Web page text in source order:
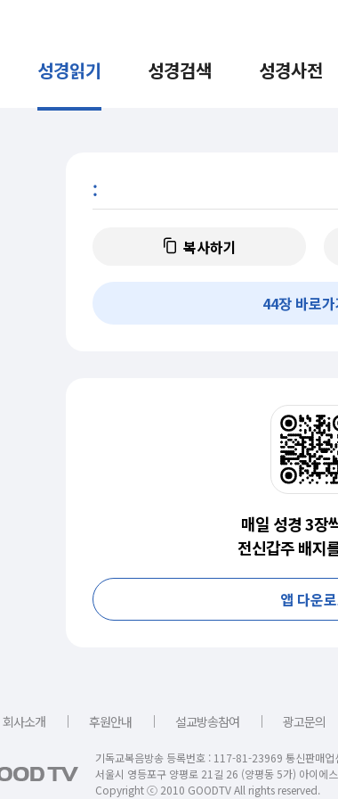
성경읽기 성경검색 성경사전
:
복사하기
44장 바로가
매일 성경 3장
전신갑주 배지
앱 다운
회사소개 ｜ 후원안내 ｜ 설교방송참여 ｜ 광고문의
기독교복음방송 등록번호 : 117-81-23969 통신판매
서울시 영등포구 양평로 21길 26 (양평동 5가) 아이
Copyright ⓒ 2010 GOODTV All rights reserved.